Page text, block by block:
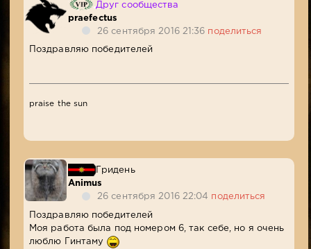
Друг сообщества
praefectus
26 сентября 2016 21:36 поделиться
Поздравляю победителей
praise the sun
Гридень
Animus
26 сентября 2016 22:04 поделиться
Поздравляю победителей
Моя работа была под номером 6, так себе, но я очень
люблю Гинтаму